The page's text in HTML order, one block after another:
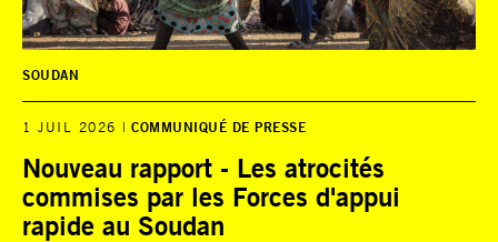
SOUDAN
1 JUIL 2026 COMMUNIQUÉ DE PRESSE
Nouveau rapport - Les atrocités
commises par les Forces d'appui
rapide au Soudan